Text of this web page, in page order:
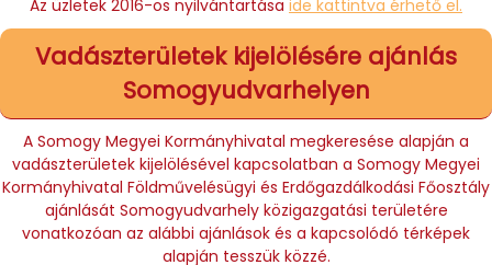
Az üzletek 2016-os nyilvántartása ide kattintva érhető el.
Vadászterületek kijelölésére ajánlás
Somogyudvarhelyen
A Somogy Megyei Kormányhivatal megkeresése alapján a
vadászterületek kijelölésével kapcsolatban a Somogy Megyei
Kormányhivatal Földművelésügyi és Erdőgazdálkodási Főosztály
ajánlását Somogyudvarhely közigazgatási területére
vonatkozóan az alábbi ajánlások és a kapcsolódó térképek
alapján tesszük közzé.